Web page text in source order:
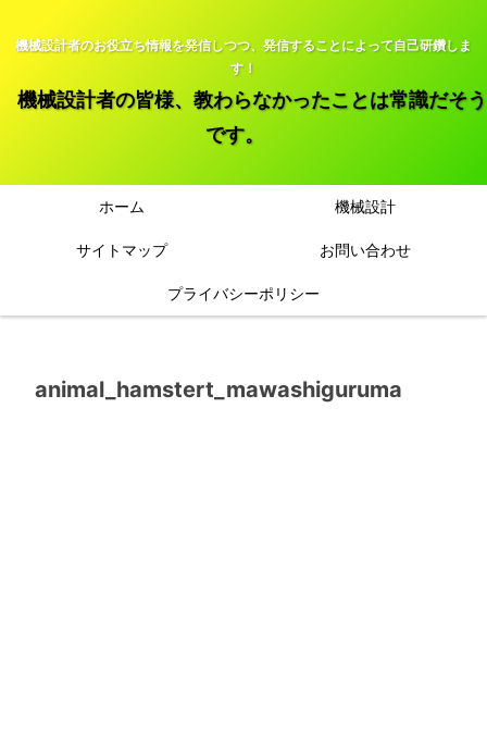
機械設計者のお役立ち情報を発信しつつ、発信することによって自己研鑽しま
す！
機械設計者の皆様、教わらなかったことは常識だそう
です。
ホーム 機械設計
サイトマップ お問い合わせ
プライバシーポリシー
animal_hamstert_mawashiguruma